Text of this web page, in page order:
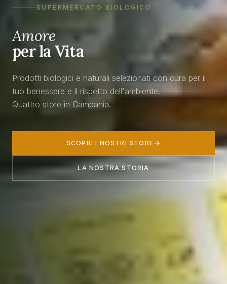
SUPERMERCATO BIOLOGICO
Amore
per la Vita
Prodotti biologici e naturali selezionati con cura per il
tuo benessere e il rispetto dell'ambiente.
Quattro store in Campania.
SCOPRI I NOSTRI STORE
LA NOSTRA STORIA